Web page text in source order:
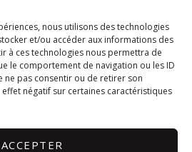
nous utilisons des technologies
et/ou accéder aux informations des
à ces technologies nous permettra de
le comportement de navigation ou les ID
ne pas consentir ou de retirer son
négatif sur certaines caractéristiques
ACCEPTER